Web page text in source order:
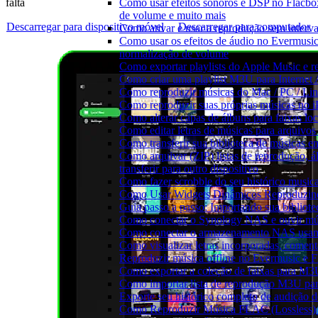
Como usar efeitos sonoros e DSP no
de volume e muito mais
Como ativar e usar a reprodução sem
Como usar os efeitos de áudio no
normalização de volume
Como exportar playlists do Apple Music e
Como criar uma playlist M3U para
Como reproduzir músicas do Mac / PC /
Como reproduzir suas próprias músicas no
Como alterar capas de álbuns para faixas
Como editar letras de músicas para
Como transferir sua biblioteca de músicas
Como arquivar (ZIP) listas de reprodução,
transferir para outro dispositivo
Como fazer scrobble do seu histórico
Como Usar Widgets Dinâmicos
Guia passo a passo: Importando sua
Como conectar o Synology NAS e ouvir
Como conectar o armazenamento NAS
Como visualizar letras incorporadas,
Reproduzir música offline no Evermusic e
Como exportar a coleção de faixas para
Como importar lista de reprodução M3U
Exporte seu histórico completo de audição
Como Reproduzir Música FLAC
falta
Descarregar para dispositivo móvel
Descarregar para computador